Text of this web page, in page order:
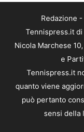
Redazione -
Tennispress.it di
Nicola Marchese
e
Tennispress.it
quanto viene
può pertanto
sensi della